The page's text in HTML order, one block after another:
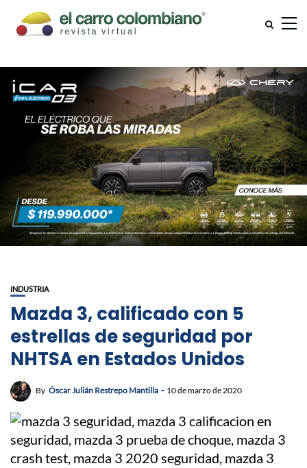
INDUSTRIA
Mazda 3, calificado con 5
estrellas de seguridad por
NHTSA en Estados Unidos
By Óscar Julián Restrepo Mantilla 10 de marzo de 2020